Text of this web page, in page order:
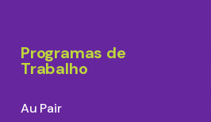
Programas de
Trabalho
Au Pair